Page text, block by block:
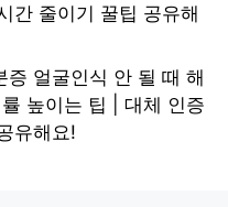
간 줄이기 꿀팁 공유해
증 얼굴인식 안 될 때 해
높이는 팁 | 대체 인증
유해요!